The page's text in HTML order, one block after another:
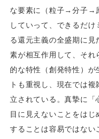
な要素に（粒子→分子→
していって、できるだ
る還元主義の全盛期に
素が相互作用して、それ
的な特性（創発特性）
トも重視し、現在では
立されている。真摯に「
目に見えないことをはじ
することは容易ではない